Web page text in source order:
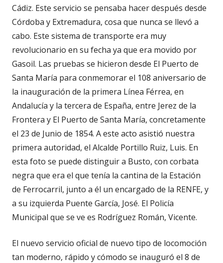
Cádiz. Este servicio se pensaba hacer después desde
Córdoba y Extremadura, cosa que nunca se llevó a
cabo. Este sistema de transporte era muy
revolucionario en su fecha ya que era movido por
Gasoil. Las pruebas se hicieron desde El Puerto de
Santa María para conmemorar el 108 aniversario de
la inauguración de la primera Línea Férrea, en
Andalucía y la tercera de España, entre Jerez de la
Frontera y El Puerto de Santa María, concretamente
el 23 de Junio de 1854. A este acto asistió nuestra
primera autoridad, el Alcalde Portillo Ruiz, Luis. En
esta foto se puede distinguir a Busto, con corbata
negra que era el que tenía la cantina de la Estación
de Ferrocarril, junto a él un encargado de la RENFE, y
a su izquierda Puente García, José. El Policía
Municipal que se ve es Rodríguez Román, Vicente.
El nuevo servicio oficial de nuevo tipo de locomoción
tan moderno, rápido y cómodo se inauguró el 8 de